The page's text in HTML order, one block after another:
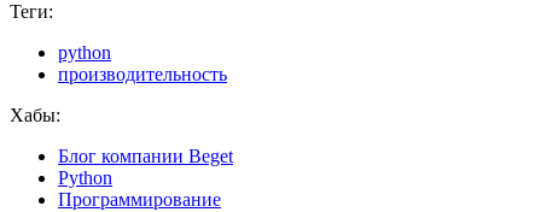
Теги:
python
производительность
Хабы:
Блог компании Beget
Python
Программирование